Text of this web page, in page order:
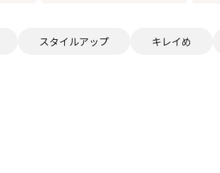
スタイルアップ キレイめ